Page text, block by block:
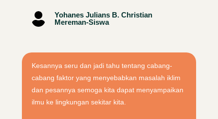

Yohanes Julians B. Christian
Mereman-Siswa
Kesannya seru dan jadi tahu tentang cabang-
cabang faktor yang menyebabkan masalah iklim
dan pesannya semoga kita dapat menyampaikan
ilmu ke lingkungan sekitar kita.